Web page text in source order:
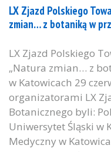
LX Zjazd Polskiego
zmian… z botaniką w
LX Zjazd Polskiego
„Natura zmian… z
w Katowicach 29
organizatorami LX
Botanicznego byli:
Uniwersytet Śląski w
Medyczny w